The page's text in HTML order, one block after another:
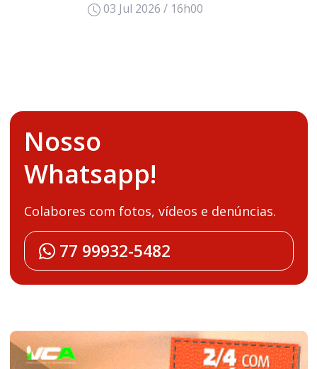
03 Jul 2026 / 16h00
Nosso
Whatsapp!
Colabores com fotos, vídeos e denúncias.
77 99932-5482